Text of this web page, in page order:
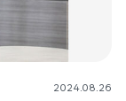
2024.08.26